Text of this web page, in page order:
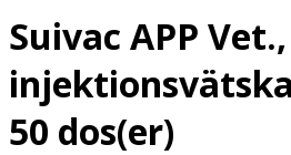
Suivac APP Vet.,
50 dos(er)